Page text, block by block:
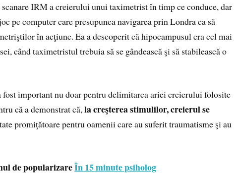
IRM a creierului unui taximetrist în timp ce conduce, dar
pe computer care presupunea navigarea prin Londra ca să
în acţiune. Ea a descoperit că hipocampusul era cel mai
când taximetristul trebuia să se gândească şi să stabilească o
important nu doar pentru delimitarea ariei creierului folosite
că a demonstrat că,la creşterea stimulilor, creierul se
promiţătoare pentru oamenii care au suferit traumatisme şi au
de popularizareÎn 15 minute psiholog